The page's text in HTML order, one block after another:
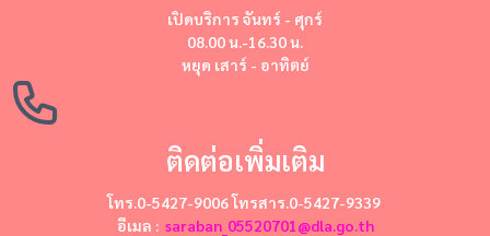
เปิดบริการ จันทร์ - ศุกร์
08.00 น.-16.30 น.
หยุด เสาร์ - อาทิตย์
ติดต่อเพิ่มเติม
โทร.0-5427-9006 โทรสาร.0-5427-9339
อีเมล : saraban_05520701@dla.go.th